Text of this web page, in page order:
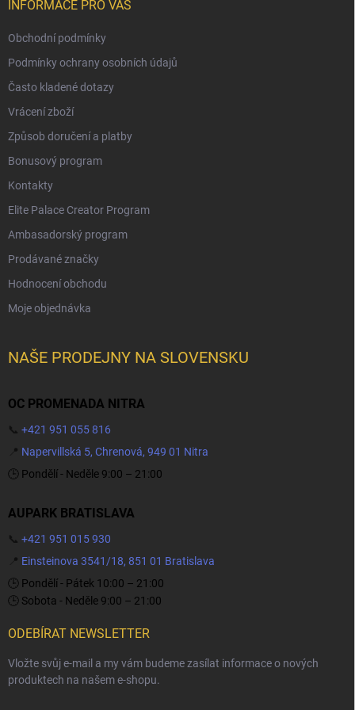
INFORMACE PRO VÁS
Obchodní podmínky
Podmínky ochrany osobních údajů
Často kladené dotazy
Vrácení zboží
Způsob doručení a platby
Bonusový program
Kontakty
Elite Palace Creator Program
Ambasadorský program
Prodávané značky
Hodnocení obchodu
Moje objednávka
NAŠE PRODEJNY NA SLOVENSKU
OC PROMENADA NITRA
📞 +421 951 055 816
📍 Napervillská 5, Chrenová, 949 01 Nitra
🕒 Pondělí - Neděle 9:00 – 21:00
AUPARK BRATISLAVA
📞 +421 951 015 930
📍 Einsteinova 3541/18, 851 01 Bratislava
🕒 Pondělí - Pátek 10:00 – 21:00
🕒 Sobota - Neděle 9:00 – 21:00
ODEBÍRAT NEWSLETTER
Vložte svůj e-mail a my vám budeme zasílat informace o nových
produktech na našem e-shopu.